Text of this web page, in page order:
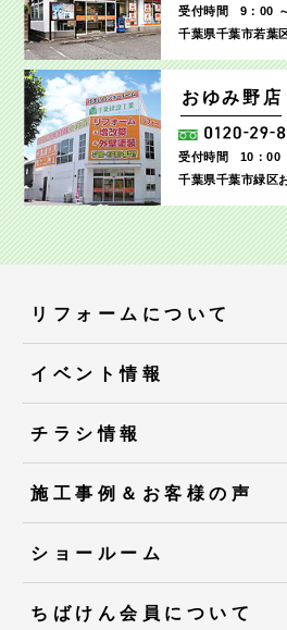
受付時間
9：00
千葉県千葉市若葉
おゆみ野店
受付時間
10：00
千葉県千葉市緑区
リフォームについて
イベント情報
チラシ情報
施工事例＆お客様の声
ショールーム
ちばけん会員について